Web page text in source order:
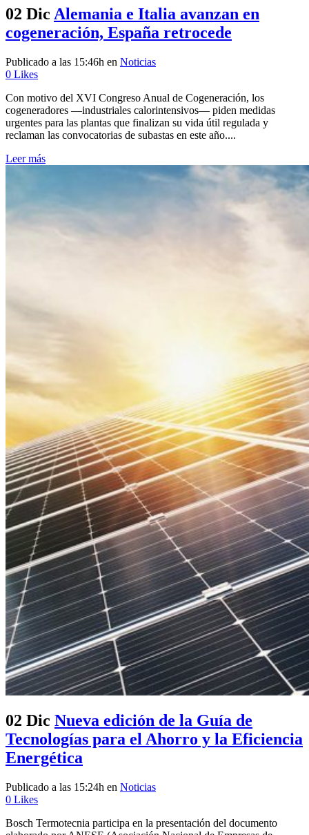
02 Dic Alemania e Italia avanzan en
cogeneración, España retrocede
Publicado a las 15:46h en Noticias
0 Likes
Con motivo del XVI Congreso Anual de Cogeneración, los
cogeneradores —industriales calorintensivos— piden medidas
urgentes para las plantas que finalizan su vida útil regulada y
reclaman las convocatorias de subastas en este año....
Leer más
02 Dic Nueva edición de la Guía de
Tecnologías para el Ahorro y la Eficiencia
Energética
Publicado a las 15:24h en Noticias
0 Likes
Bosch Termotecnia participa en la presentación del documento